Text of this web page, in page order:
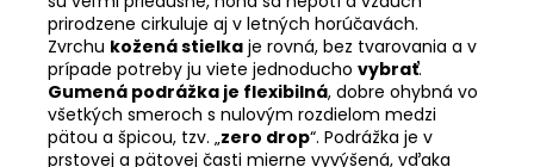
prirodzene cirkuluje aj v letných horúčavách.
Zvrchu kožená stielka je rovná, bez tvarovania a v
prípade potreby ju viete jednoducho vybrať.
Gumená podrážka je flexibilná, dobre ohybná vo
všetkých smeroch s nulovým rozdielom medzi
pätou a špicou, tzv. „zero drop“. Podrážka je v
prstovej a pätovej časti mierne vyvýšená, vďaka